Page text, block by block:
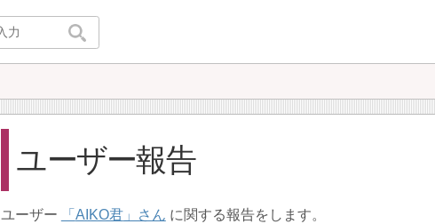
ユーザー報告
ユーザー AIKO君
に関する報告をします。